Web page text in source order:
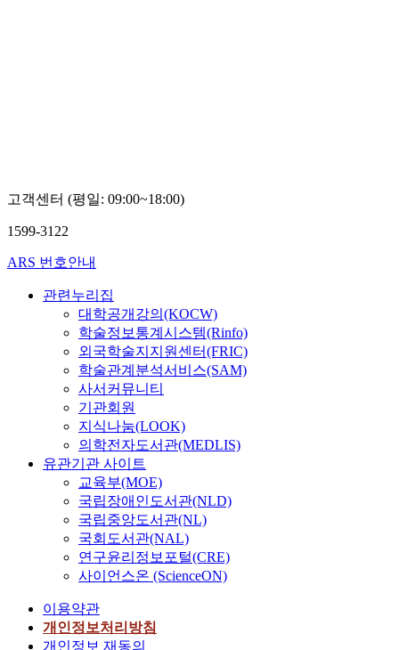
고객센터 (평일: 09:00~18:00)
1599-3122
ARS 번호안내
관련누리집
대학공개강의(KOCW)
학술정보통계시스템(Rinfo)
외국학술지지원센터(FRIC)
학술관계분석서비스(SAM)
사서커뮤니티
기관회원
지식나눔(LOOK)
의학전자도서관(MEDLIS)
유관기관 사이트
교육부(MOE)
국립장애인도서관(NLD)
국립중앙도서관(NL)
국회도서관(NAL)
연구윤리정보포털(CRE)
사이언스온 (ScienceON)
이용약관
개인정보처리방침
개인정보 재동의